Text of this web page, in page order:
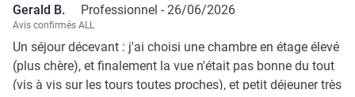
Gerald B. Professionnel - 26/06/2026
Avis confirmés ALL
Un séjour décevant : j'ai choisi une chambre en étage élevé
(plus chère), et finalement la vue n'était pas bonne du tout
(vis à vis sur les tours toutes proches), et petit déjeuner très